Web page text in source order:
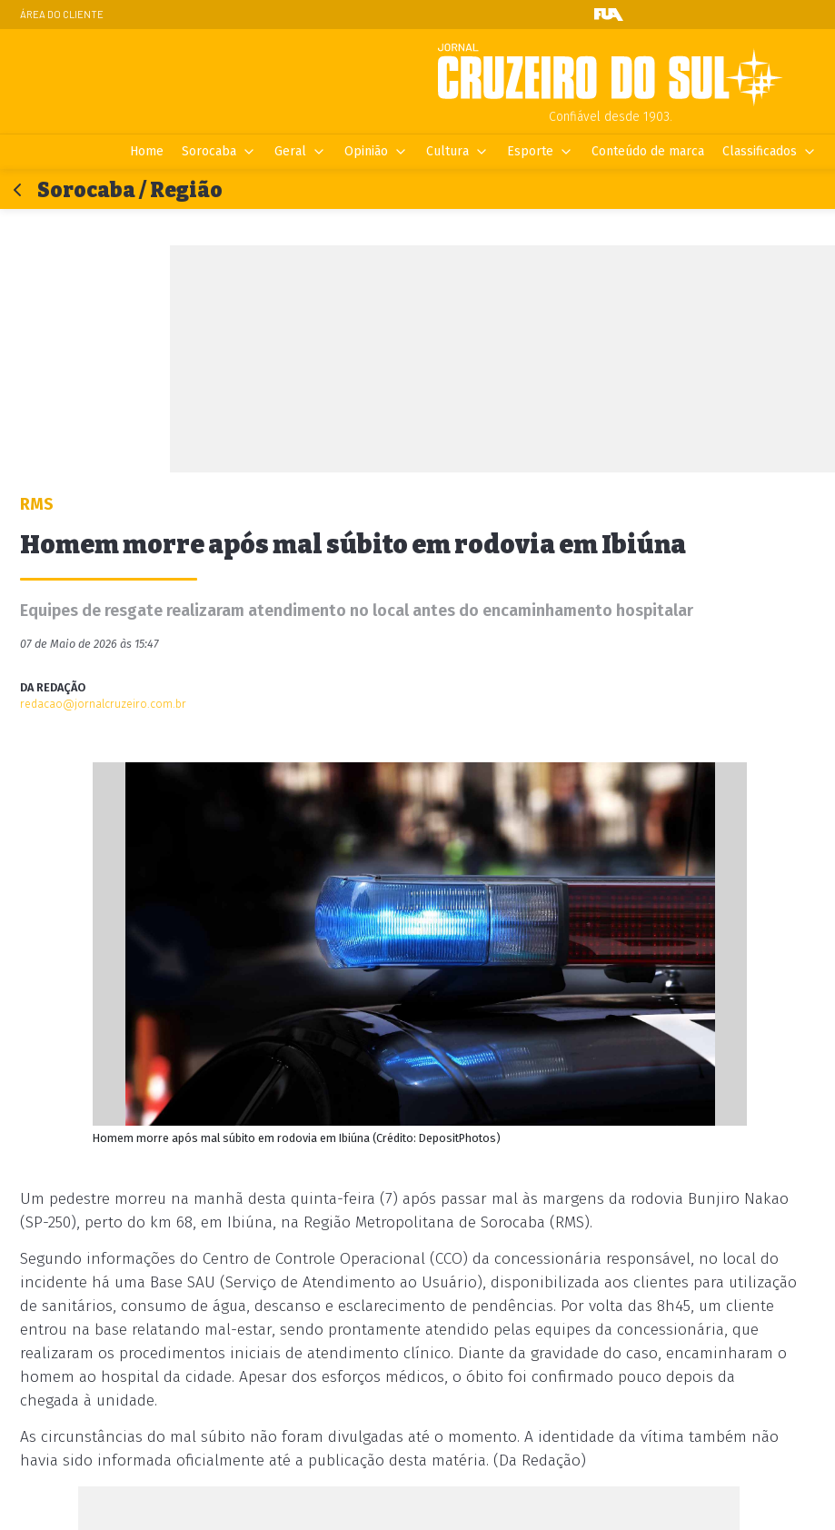
ÁREA DO CLIENTE
Confiável desde 1903.
Home Sorocaba Geral Opinião Cultura Esporte Conteúdo de marca Classificados
Sorocaba / Região
RMS
Homem morre após mal súbito em rodovia em Ibiúna
Equipes de resgate realizaram atendimento no local antes do encaminhamento hospitalar
07 de Maio de 2026 às 15:47
DA REDAÇÃO
redacao@jornalcruzeiro.com.br
Homem morre após mal súbito em rodovia em Ibiúna (Crédito: DepositPhotos)
Um pedestre morreu na manhã desta quinta-feira (7) após passar mal às margens da rodovia Bunjiro Nakao
(SP-250), perto do km 68, em Ibiúna, na Região Metropolitana de Sorocaba (RMS).
Segundo informações do Centro de Controle Operacional (CCO) da concessionária responsável, no local do
incidente há uma Base SAU (Serviço de Atendimento ao Usuário), disponibilizada aos clientes para utilização
de sanitários, consumo de água, descanso e esclarecimento de pendências. Por volta das 8h45, um cliente
entrou na base relatando mal-estar, sendo prontamente atendido pelas equipes da concessionária, que
realizaram os procedimentos iniciais de atendimento clínico. Diante da gravidade do caso, encaminharam o
homem ao hospital da cidade. Apesar dos esforços médicos, o óbito foi confirmado pouco depois da
chegada à unidade.
As circunstâncias do mal súbito não foram divulgadas até o momento. A identidade da vítima também não
havia sido informada oficialmente até a publicação desta matéria. (Da Redação)